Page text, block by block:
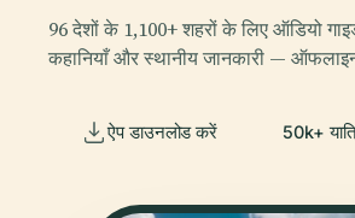
96 देशों के 1,100+ शहरों के लिए ऑडियो
कहानियाँ और स्थानीय जानकारी —
ऐप डाउनलोड करें 50k+